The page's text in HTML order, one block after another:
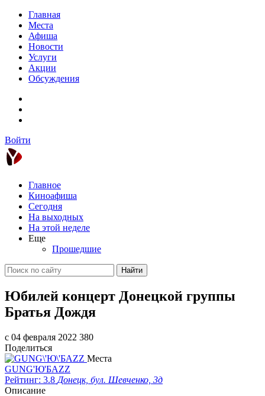
Главная
Места
Афиша
Новости
Услуги
Акции
Обсуждения
Войти
Главное
Киноафиша
Сегодня
На выходных
На этой неделе
Еще
Прошедшие
Найти
​Юбилей концерт Донецкой группы
Братья Дождя
c 04 февраля 2022 380
Поделиться
Места
GUNG'Ю'БAZZ
Рейтинг: 3.8 Донецк, бул. Шевченко, 3д
Описание